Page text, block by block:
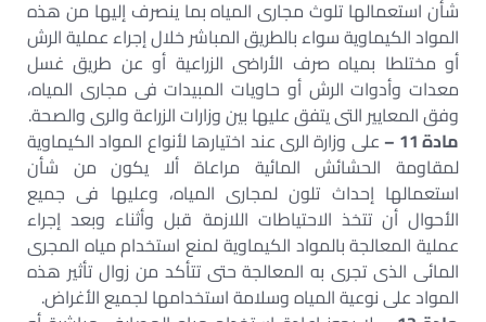
شأن استعمالها تلوث مجارى المياه بما ينصرف إليها من هذه
المواد الكيماوية سواء بالطريق المباشر خلال إجراء عملية الرش
أو مختلطا بمياه صرف الأراضى الزراعية أو عن طريق غسل
معدات وأدوات الرش أو حاويات المبيدات فى مجارى المياه،
وفق المعايير التى يتفق عليها بين وزارات الزراعة والرى والصحة.
مادة 11 –
على وزارة الرى عند اختيارها لأنواع المواد الكيماوية
لمقاومة الحشائش المائية مراعاة ألا يكون من شأن
استعمالها إحداث تلون لمجارى المياه، وعليها فى جميع
الأحوال أن تتخذ الاحتياطات اللازمة قبل وأثناء وبعد إجراء
عملية المعالجة بالمواد الكيماوية لمنع استخدام مياه المجرى
المائى الذى تجرى به المعالجة حتى تتأكد من زوال تأثير هذه
المواد على نوعية المياه وسلامة استخدامها لجميع الأغراض.